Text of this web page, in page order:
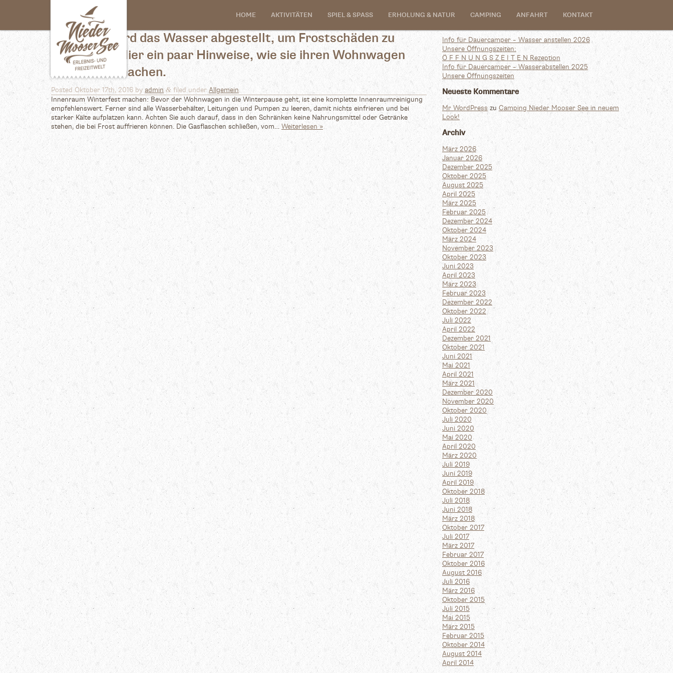
HOME AKTIVITÄTEN SPIEL & SPASS ERHOLUNG & NATUR CAMPING ANFAHRT KONTAKT
Monthly Archives:
Oktober 2016
Am 24.10. wird das Wasser abgestellt, um Frostschäden zu
vermeiden. Hier ein paar Hinweise, wie sie ihren Wohnwagen
winterfest machen.
Posted Oktober 17th, 2016 by admin & filed under Allgemein.
Innenraum Winterfest machen: Bevor der Wohnwagen in die Winterpause geht, ist eine komplette Innenraumreinigung
empfehlenswert. Ferner sind alle Wasserbehälter, Leitungen und Pumpen zu leeren, damit nichts einfrieren und bei
starker Kälte aufplatzen kann. Achten Sie auch darauf, dass in den Schränken keine Nahrungsmittel oder Getränke
stehen, die bei Frost auffrieren können. Die Gasflaschen schließen, vom… Weiterlesen »
Search
Info für Dauercamper – Wasser anstellen 2026
Unsere Öffnungszeiten:
Ö F F N U N G S Z E I T E N Rezeption
Info für Dauercamper – Wasserabstellen 2025
Unsere Öffnungszeiten
Neueste Kommentare
Mr WordPress zu Camping Nieder Mooser See in neuem
Look!
Archiv
März 2026
Januar 2026
Dezember 2025
Oktober 2025
August 2025
April 2025
März 2025
Februar 2025
Dezember 2024
Oktober 2024
März 2024
November 2023
Oktober 2023
Juni 2023
April 2023
März 2023
Februar 2023
Dezember 2022
Oktober 2022
Juli 2022
April 2022
Dezember 2021
Oktober 2021
Juni 2021
Mai 2021
April 2021
März 2021
Dezember 2020
November 2020
Oktober 2020
Juli 2020
Juni 2020
Mai 2020
April 2020
März 2020
Juli 2019
Juni 2019
April 2019
Oktober 2018
Juli 2018
Juni 2018
März 2018
Oktober 2017
Juli 2017
März 2017
Februar 2017
Oktober 2016
August 2016
Juli 2016
März 2016
Oktober 2015
Juli 2015
Mai 2015
März 2015
Februar 2015
Oktober 2014
August 2014
April 2014